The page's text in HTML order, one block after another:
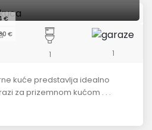
€
€
1 1
kuće predstavlja idealno
za prizemnom kućom . . .